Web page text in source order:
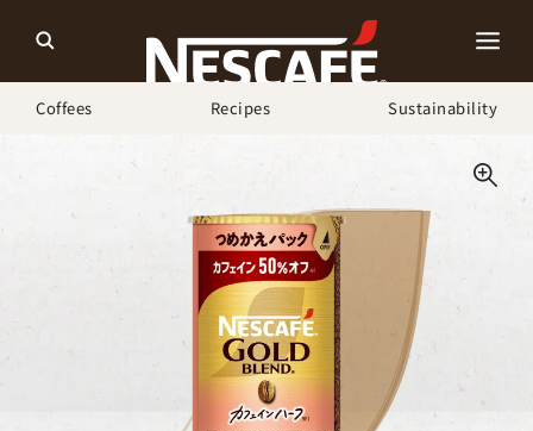
Coffees Recipes Sustainability
ネスカフェ ゴールドブレンド カフェインハーフ エコ＆システ